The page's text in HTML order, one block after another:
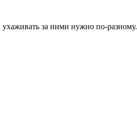
за ними нужно по-разному.